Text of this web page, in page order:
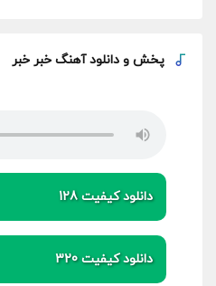
پخش و دانلود آهنگ خبر خبر
دانلود کیفیت 128
دانلود کیفیت 320